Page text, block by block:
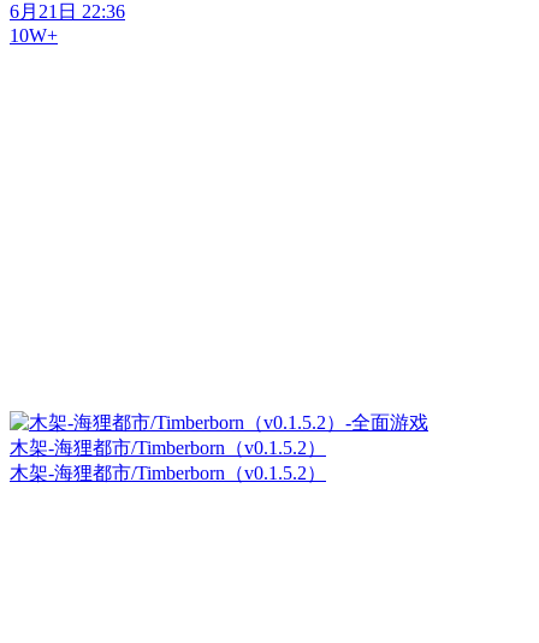
6月21日 22:36
10W+
木架-海狸都市/Timberborn（v0.1.5.2）
木架-海狸都市/Timberborn（v0.1.5.2）